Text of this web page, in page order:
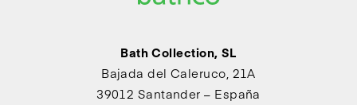
Bath Collection, SL
Bajada del Caleruco, 21A
39012 Santander – España